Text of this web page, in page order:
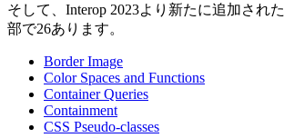
そして、Interop 2023より新たに追加され
部で26あります。
Border Image
Color Spaces and Functions
Container Queries
Containment
CSS Pseudo-classes